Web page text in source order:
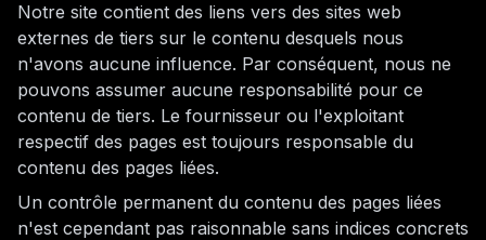
Notre site contient des liens vers des sites web
externes de tiers sur le contenu desquels nous
n'avons aucune influence. Par conséquent, nous ne
pouvons assumer aucune responsabilité pour ce
contenu de tiers. Le fournisseur ou l'exploitant
respectif des pages est toujours responsable du
contenu des pages liées.
Un contrôle permanent du contenu des pages liées
n'est cependant pas raisonnable sans indices concrets